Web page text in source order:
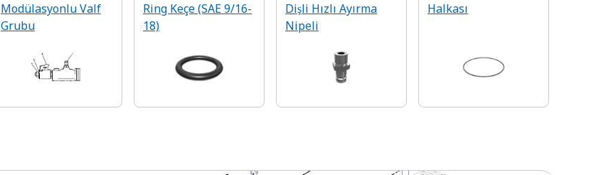
Modülasyonlu Valf
Grubu
Ring Keçe (SAE 9/16-
18)
Dişli Hızlı Ayırma
Nipeli
Halkası